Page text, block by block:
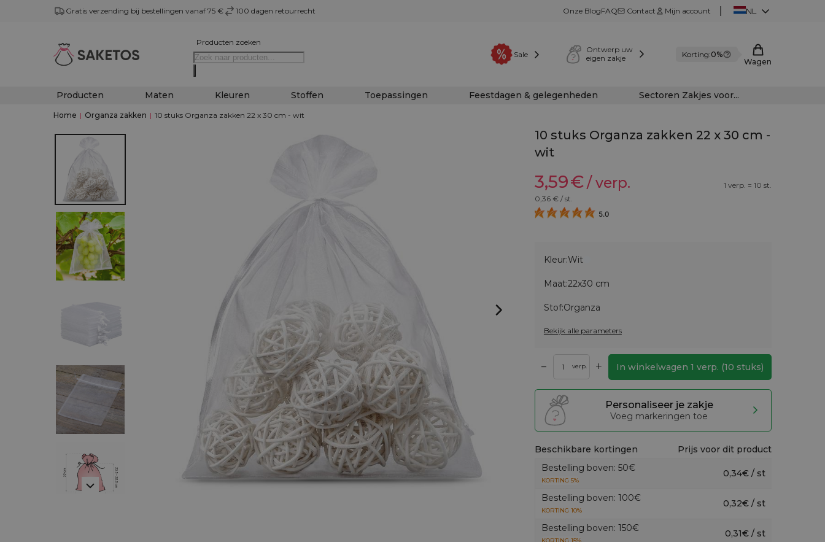
Gratis verzending bij bestellingen vanaf 75 € 100 dagen retourrecht Onze BlogFAQ Contact Mijn account NL
Producten zoeken
Sale
Ontwerp uw
eigen zakje
Korting:0%
Wagen
Producten Maten Kleuren Stoffen Toepassingen Feestdagen & gelegenheden Sectoren Zakjes voor...
Home | Organza zakken | 10 stuks Organza zakken 22 x 30 cm - wit
10 stuks Organza zakken 22 x 30 cm -
wit
3,59€/ verp.
1 verp. = 10 st.
0,36€ / st.
5.0
Kleur:Wit
Maat:22x30 cm
Stof:Organza
Bekijk alle parameters
– verp. + In winkelwagen 1 verp. (10 stuks)
Personaliseer je zakje
Voeg markeringen toe
Beschikbare kortingen
Prijs voor dit product
Bestelling boven: 50€
KORTING 5%
0,34€ / st
Bestelling boven: 100€
KORTING 10%
0,32€ / st
Bestelling boven: 150€
KORTING 15%
0,31€ / st